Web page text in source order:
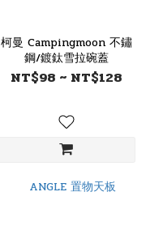
柯曼 Campingmoon 不鏽
鋼/鍍鈦雪拉碗蓋
NT$98 ~ NT$128